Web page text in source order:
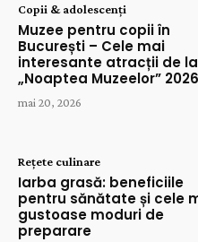
Copii & adolescenți
Muzee pentru copii în
București – Cele mai
interesante atracții de la
„Noaptea Muzeelor” 2026
mai 20, 2026
Rețete culinare
Iarba grasă: beneficiile
pentru sănătate și cele
gustoase moduri de
preparare